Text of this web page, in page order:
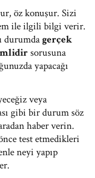
öz konuşur. Sizi
ile ilgili bilgi verir.
durumdagerçek
sorusuna
yapacağı
veya
gibi bir durum söz
haber verin.
test etmedikleri
neyi yapıp